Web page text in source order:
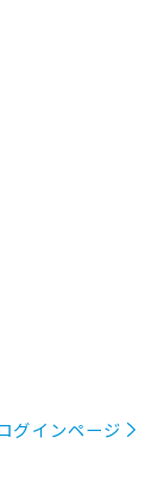
グインページ